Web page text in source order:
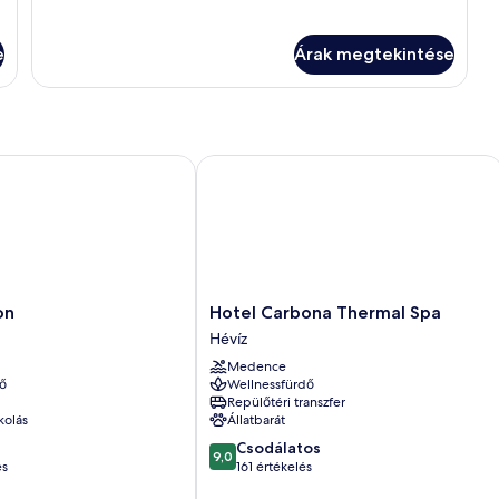
Árak megtekintése
Hotel
Carbona
Thermal
Spa
Hévíz
Hotel Carbona Thermal Spa
Hévíz
Medence
Wellnessfürdő
Repülőtéri transzfer
Állatbarát
9.0
ennyiből:
9,0 Csodálatos
161 értékelés
Hotel Carbona Thermal Spa